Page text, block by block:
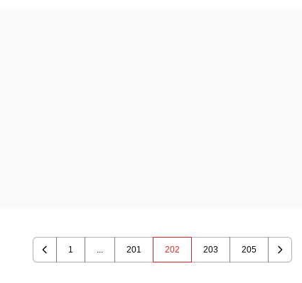
Previous
1 ... 201 202 203 205
Next